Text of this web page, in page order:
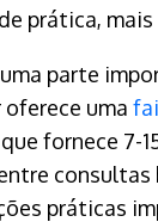
prática, mais
parte
oferece uma
que fornece 7-
consultas
práticas